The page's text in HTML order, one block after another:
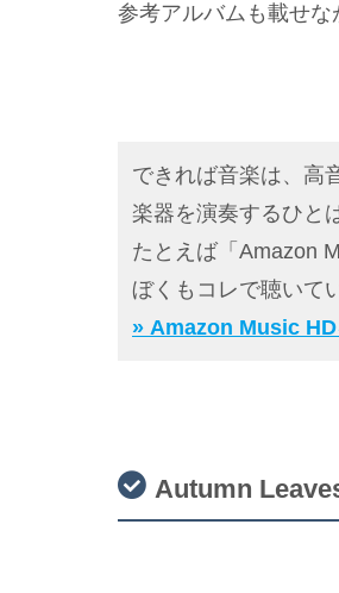
参考アルバムも載せな
できれば音楽は、高
楽器を演奏するひと
たとえば「Amazon
ぼくもコレで聴いて
» Amazon Music HD
Autumn